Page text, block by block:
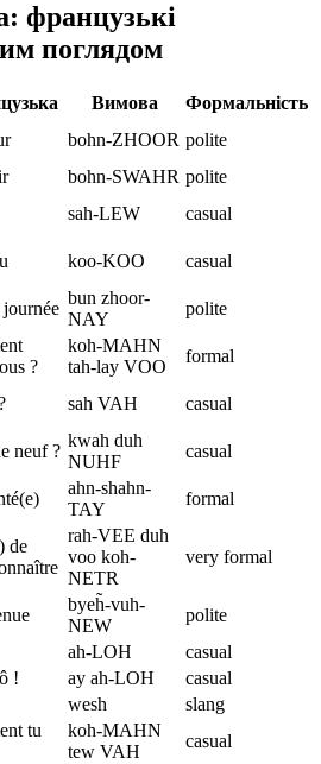
французькі
поглядом
Вимова
Формальність
bohn-ZHOOR polite
bohn-SWAHR polite
sah-LEW
casual
koo-KOO casual
bun zhoor-
NAY
polite
?
koh-MAHN
tah-lay VOO
formal
sah VAH casual
neuf ?
kwah duh
NUHF
casual
ahn-shahn-
TAY
formal
de
rah-VEE duh
voo koh-
NETR
very formal
byeh̃-vuh-
NEW
polite
ah-LOH
casual
! ay ah-LOH
casual
wesh
slang
tu
koh-MAHN
tew VAH
casual